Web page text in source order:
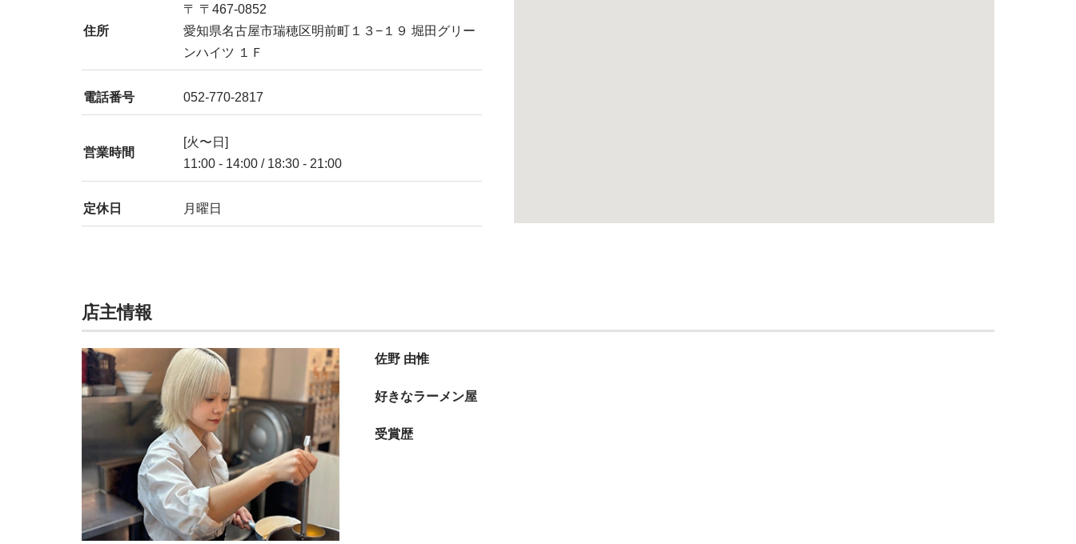
住所
〒 〒467-0852
愛知県名古屋市瑞穂区明前町１３−１９ 堀田グリー
ンハイツ １Ｆ
電話番号 052-770-2817
営業時間
[火〜日]
11:00 - 14:00 / 18:30 - 21:00
定休日 月曜日
店主情報
佐野 由惟
好きなラーメン屋
受賞歴